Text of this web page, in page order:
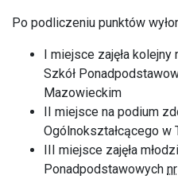
Po podliczeniu punktów
I miejsce zajęła
Szkół
Mazowieckim
II miejsce na podium
Ogólnokształcącego
III miejsce zajęła
Ponadpodstawowych nr